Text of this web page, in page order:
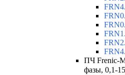
ПЧ Frenic-
фазы, 0,1-